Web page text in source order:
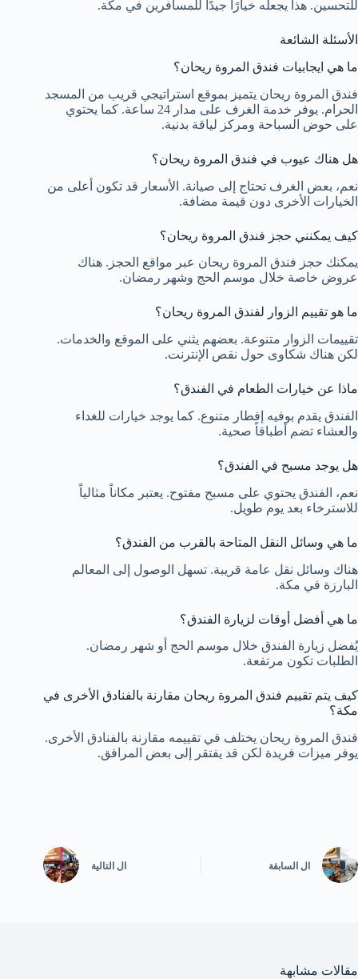
للتحسين. هذا يجعله خيارًا جيدًا للمسافرين في مكة.
الأسئلة الشائعة
ما هي ايجابيات فندق المروة ريحان؟
فندق المروة ريحان يتميز بموقع استراتيجي قريب من المسجد
الحرام. يوفر خدمة الغرف على مدار 24 ساعة. كما يحتوي
على حوض السباحة ومركز لياقة بدنية.
هل هناك عيوب في فندق المروة ريحان؟
نعم، بعض الغرف تحتاج إلى صيانة. الأسعار قد تكون أعلى من
الخيارات الأخرى دون قيمة مضافة.
كيف يمكنني حجز فندق المروة ريحان؟
يمكنك حجز فندق المروة ريحان عبر مواقع الحجز. هناك
عروض خاصة خلال موسم الحج وشهر رمضان.
ما هو تقييم الزوار لفندق المروة ريحان؟
تقييمات الزوار متنوعة. بعضهم يثني على الموقع والخدمات.
لكن هناك شكاوى حول نقص الإنترنت.
ماذا عن خيارات الطعام في الفندق؟
الفندق يقدم بوفيه إفطار متنوع. كما يوجد خيارات للغداء
والعشاء تضم أطباقاً صحية.
هل يوجد مسبح في الفندق؟
نعم، الفندق يحتوي على مسبح مفتوح. يعتبر مكاناً مثالياً
للاسترخاء بعد يوم طويل.
ما هي وسائل النقل المتاحة بالقرب من الفندق؟
هناك وسائل نقل عامة قريبة. تسهل الوصول إلى المعالم
البارزة في مكة.
ما هي أفضل أوقات لزيارة الفندق؟
يُفضل زيارة الفندق خلال موسم الحج أو شهر رمضان.
الطلبات تكون مرتفعة.
كيف يتم تقييم فندق المروة ريحان مقارنة بالفنادق الأخرى في
مكة؟
فندق المروة ريحان يختلف في تقييمه مقارنة بالفنادق الأخرى.
يوفر ميزات فريدة لكن قد يفتقر إلى بعض المرافق.
ال السابقة ال التالية
مقالات مشابهة